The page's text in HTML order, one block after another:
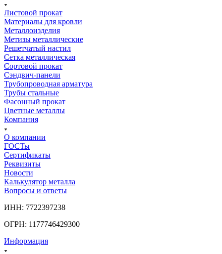
Листовой прокат
Материалы для кровли
Металлоизделия
Метизы металлические
Решетчатый настил
Сетка металлическая
Сортовой прокат
Сэндвич-панели
Трубопроводная арматура
Трубы стальные
Фасонный прокат
Цветные металлы
Компания
О компании
ГОСТы
Сертификаты
Реквизиты
Новости
Калькулятор металла
Вопросы и ответы
ИНН: 7722397238
ОГРН: 1177746429300
Информация